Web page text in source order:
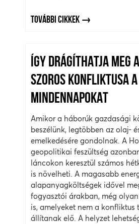
TOVÁBBI CIKKEK
ÍGY DRÁGÍTHATJA MEG
SZOROS KONFLIKTUSA A
MINDENNAPOKAT
Amikor a háborúk gazdasági
beszélünk, legtöbben az olaj-
emelkedésére gondolnak. A
geopolitikai feszültség
láncokon keresztül számos
is növelheti. A magasabb
alapanyagköltségek idővel
fogyasztói árakban, még
is, amelyeket nem a konfliktus
állítanak elő. A helyzet